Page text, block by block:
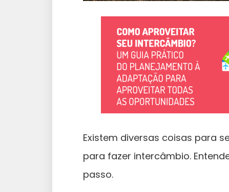
Existem diversas coisas para
para fazer intercâmbio.
passo.